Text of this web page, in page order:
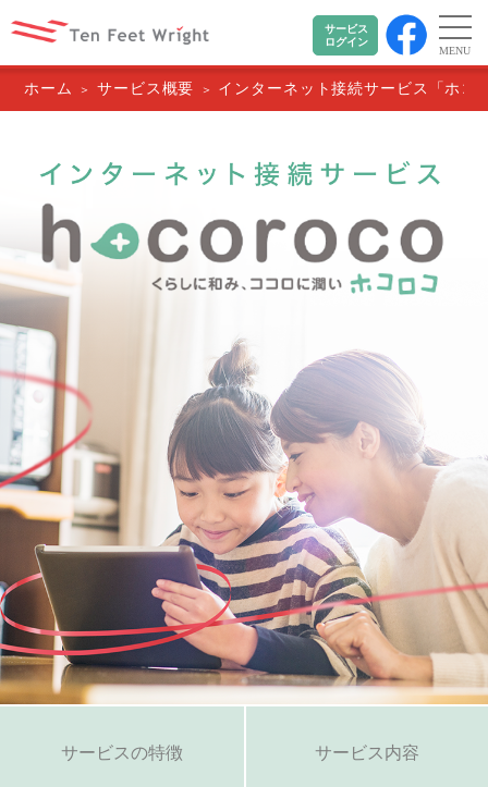
サービス
ログイン
MENU
ホーム サービス概要 インターネット接続サービス「ホコ
サービスの特徴 サービス内容